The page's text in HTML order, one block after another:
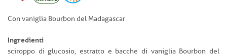
Con vaniglia Bourbon del Madagascar
Ingredienti
sciroppo di glucosio, estratto e bacche di vaniglia Bourbon del